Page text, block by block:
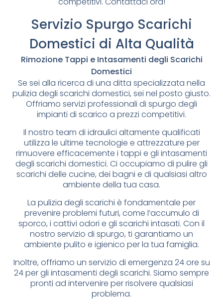
Servizio Spurgo Scarichi
Domestici di Alta Qualità
Rimozione Tappi e Intasamenti degli Scarichi
Domestici
Se sei alla ricerca di una ditta specializzata nella
pulizia degli scarichi domestici, sei nel posto giusto.
Offriamo servizi professionali di spurgo degli
impianti di scarico a prezzi competitivi.
Il nostro team di idraulici altamente qualificati
utilizza le ultime tecnologie e attrezzature per
rimuovere efficacemente i tappi e gli intasamenti
degli scarichi domestici. Ci occupiamo di pulire gli
scarichi delle cucine, dei bagni e di qualsiasi altro
ambiente della tua casa.
La pulizia degli scarichi è fondamentale per
prevenire problemi futuri, come l’accumulo di
sporco, i cattivi odori e gli scarichi intasati. Con il
nostro servizio di spurgo, ti garantiamo un
ambiente pulito e igienico per la tua famiglia.
Inoltre, offriamo un servizio di emergenza 24 ore su
24 per gli intasamenti degli scarichi. Siamo sempre
pronti ad intervenire per risolvere qualsiasi
problema.